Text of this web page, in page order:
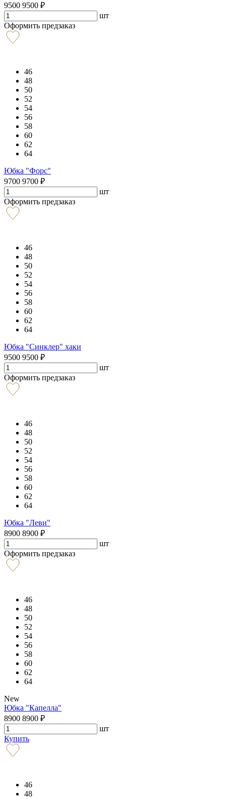
9500 9500 ₽
шт
Оформить предзаказ
46
48
50
52
54
56
58
60
62
64
Юбка "Форс"
9700 9700 ₽
шт
Оформить предзаказ
46
48
50
52
54
56
58
60
62
64
Юбка "Синклер" хаки
9500 9500 ₽
шт
Оформить предзаказ
46
48
50
52
54
56
58
60
62
64
Юбка "Леви"
8900 8900 ₽
шт
Оформить предзаказ
46
48
50
52
54
56
58
60
62
64
New
Юбка "Капелла"
8900 8900 ₽
шт
Купить
46
48